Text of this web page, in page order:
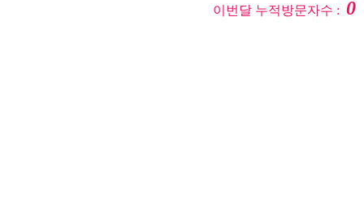
이번달 누적방문자수 :0